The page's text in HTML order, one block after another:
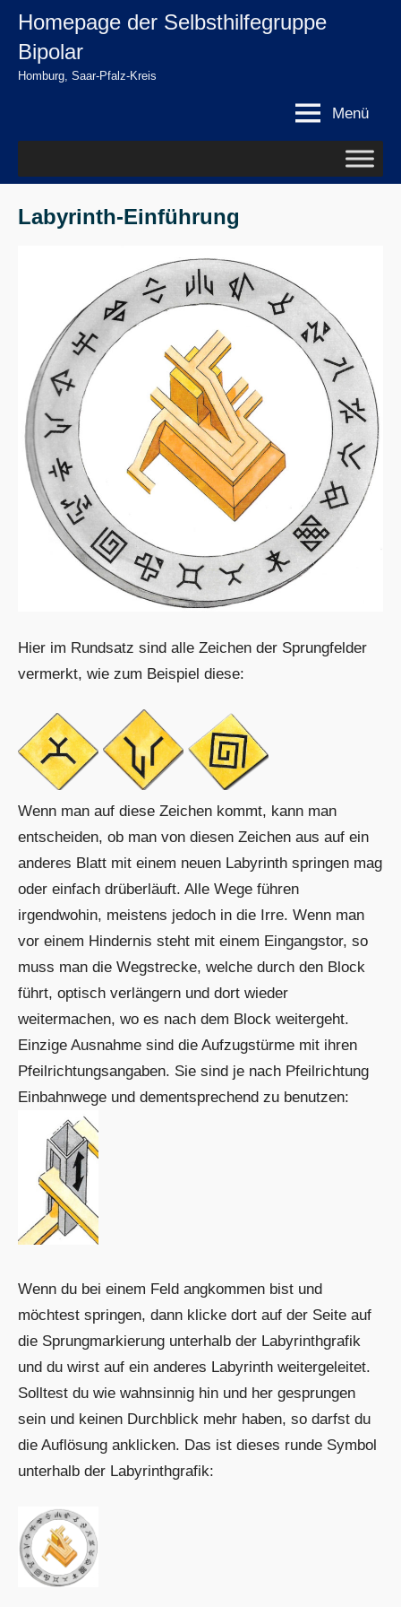
springen
Zum
springen
Homepage der Selbsthilfegruppe
Bipolar
Homburg, Saar-Pfalz-Kreis
Menü
Labyrinth-Einführung
Hier im Rundsatz sind alle Zeichen der Sprungfelder
vermerkt, wie zum Beispiel diese:
Wenn man auf diese Zeichen kommt, kann man
entscheiden, ob man von diesen Zeichen aus auf ein
anderes Blatt mit einem neuen Labyrinth springen mag
oder einfach drüberläuft. Alle Wege führen
irgendwohin, meistens jedoch in die Irre. Wenn man
vor einem Hindernis steht mit einem Eingangstor, so
muss man die Wegstrecke, welche durch den Block
führt, optisch verlängern und dort wieder
weitermachen, wo es nach dem Block weitergeht.
Einzige Ausnahme sind die Aufzugstürme mit ihren
Pfeilrichtungsangaben. Sie sind je nach Pfeilrichtung
Einbahnwege und dementsprechend zu benutzen:
Wenn du bei einem Feld angkommen bist und
möchtest springen, dann klicke dort auf der Seite auf
die Sprungmarkierung unterhalb der Labyrinthgrafik
und du wirst auf ein anderes Labyrinth weitergeleitet.
Solltest du wie wahnsinnig hin und her gesprungen
sein und keinen Durchblick mehr haben, so darfst du
die Auflösung anklicken. Das ist dieses runde Symbol
unterhalb der Labyrinthgrafik: